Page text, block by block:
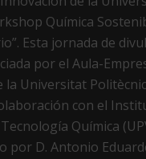
Química
Esta jornada de
por el Aula-
la Universitat
con el
Química
por D. Antonio